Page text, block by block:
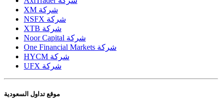
XM شركة
NSFX شركة
XTB شركة
Noor Capital شركة
One Financial Markets شركة
HYCM شركة
UFX شركة
موقع تداول السعودية